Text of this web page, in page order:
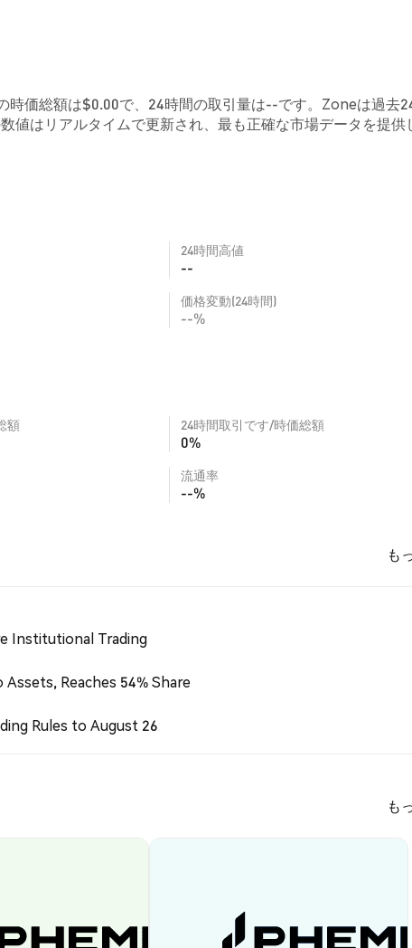
価総額は$0.00で、24時間の取引量は--です。Zoneは過去
値はリアルタイムで更新され、最も正確な市場データを提供
24時間高値
--
価格変動(24時間)
--%
額 24時間取引です/時価総額
0%
流通率
--%
も
Institutional Trading
Reaches 54% Share
Rules to August 26
も